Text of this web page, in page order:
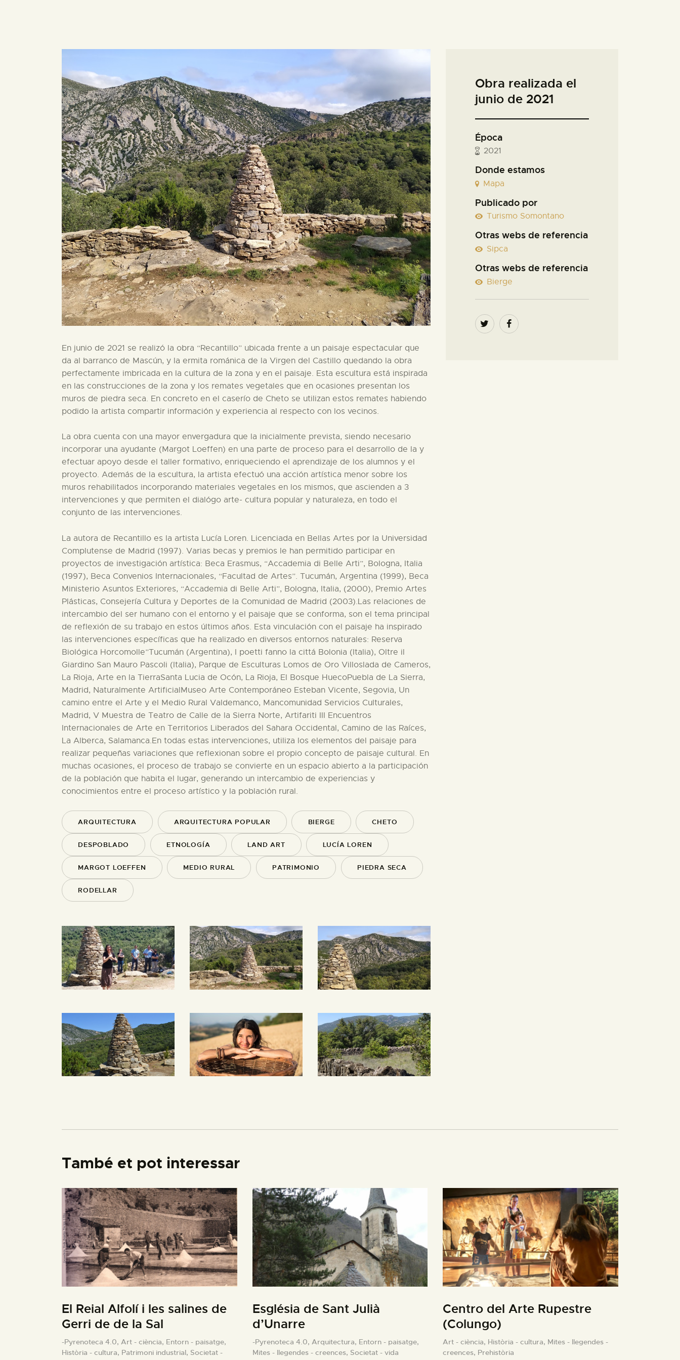
En junio de 2021 se realizó la obra “Recantillo” ubicada frente a un paisaje espectacular que
da al barranco de Mascún, y la ermita románica de la Virgen del Castillo quedando la obra
perfectamente imbricada en la cultura de la zona y en el paisaje. Esta escultura está inspirada
en las construcciones de la zona y los remates vegetales que en ocasiones presentan los
muros de piedra seca. En concreto en el caserío de Cheto se utilizan estos remates habiendo
podido la artista compartir información y experiencia al respecto con los vecinos.
La obra cuenta con una mayor envergadura que la inicialmente prevista, siendo necesario
incorporar una ayudante (Margot Loeffen) en una parte de proceso para el desarrollo de la y
efectuar apoyo desde el taller formativo, enriqueciendo el aprendizaje de los alumnos y el
proyecto. Además de la escultura, la artista efectuó una acción artística menor sobre los
muros rehabilitados incorporando materiales vegetales en los mismos, que ascienden a 3
intervenciones y que permiten el dialógo arte- cultura popular y naturaleza, en todo el
conjunto de las intervenciones.
La autora de Recantillo es la artista Lucía Loren. Licenciada en Bellas Artes por la Universidad
Complutense de Madrid (1997). Varias becas y premios le han permitido participar en
proyectos de investigación artística: Beca Erasmus, “Accademia di Belle Arti”, Bologna, Italia
(1997), Beca Convenios Internacionales, “Facultad de Artes”. Tucumán, Argentina (1999), Beca
Ministerio Asuntos Exteriores, “Accademia di Belle Arti”, Bologna, Italia, (2000), Premio Artes
Plásticas, Consejería Cultura y Deportes de la Comunidad de Madrid (2003).Las relaciones de
intercambio del ser humano con el entorno y el paisaje que se conforma, son el tema principal
de reflexión de su trabajo en estos últimos años. Esta vinculación con el paisaje ha inspirado
las intervenciones específicas que ha realizado en diversos entornos naturales: Reserva
Biológica Horcomolle”Tucumán (Argentina), I poetti fanno la cittá Bolonia (Italia), Oltre il
Giardino San Mauro Pascoli (Italia), Parque de Esculturas Lomos de Oro Villoslada de Cameros,
La Rioja, Arte en la TierraSanta Lucia de Ocón, La Rioja, El Bosque HuecoPuebla de La Sierra,
Madrid, Naturalmente ArtificialMuseo Arte Contemporáneo Esteban Vicente, Segovia, Un
camino entre el Arte y el Medio Rural Valdemanco, Mancomunidad Servicios Culturales,
Madrid, V Muestra de Teatro de Calle de la Sierra Norte, Artifariti III Encuentros
Internacionales de Arte en Territorios Liberados del Sahara Occidental, Camino de las Raíces,
La Alberca, Salamanca.En todas estas intervenciones, utiliza los elementos del paisaje para
realizar pequeñas variaciones que reflexionan sobre el propio concepto de paisaje cultural. En
muchas ocasiones, el proceso de trabajo se convierte en un espacio abierto a la participación
de la población que habita el lugar, generando un intercambio de experiencias y
conocimientos entre el proceso artístico y la población rural.
ARQUITECTURA ARQUITECTURA POPULAR BIERGE CHETO
DESPOBLADO ETNOLOGÍA LAND ART LUCÍA LOREN
MARGOT LOEFFEN MEDIO RURAL PATRIMONIO PIEDRA SECA
RODELLAR
Obra realizada el
junio de 2021
Época
2021
Donde estamos
Mapa
Publicado por
Turismo Somontano
Otras webs de referencia
Sipca
Otras webs de referencia
Bierge
També et pot interessar
El Reial Alfolí i les salines de
Gerri de de la Sal
-Pyrenoteca 4.0, Art - ciència, Entorn - paisatge,
Història - cultura, Patrimoni industrial, Societat -
Església de Sant Julià
d’Unarre
-Pyrenoteca 4.0, Arquitectura, Entorn - paisatge,
Mites - llegendes - creences, Societat - vida
Centro del Arte Rupestre
(Colungo)
Art - ciència, Història - cultura, Mites - llegendes -
creences, Prehistòria